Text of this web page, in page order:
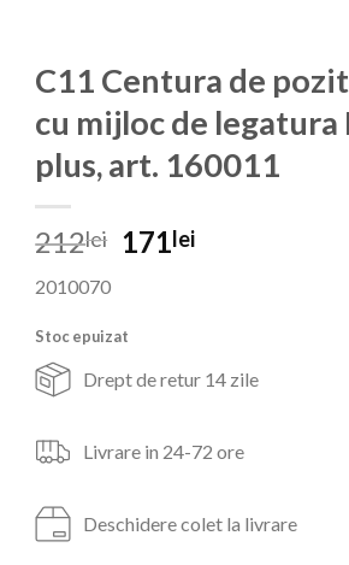
C11 Centura de
cu mijloc de legatura
plus, art. 160011
212lei
Prețul
fost:
171leiPrețul
2010070
Stoc epuizat
Drept de retur 14 zile
Livrare in 24-72 ore
Deschidere colet la livrare